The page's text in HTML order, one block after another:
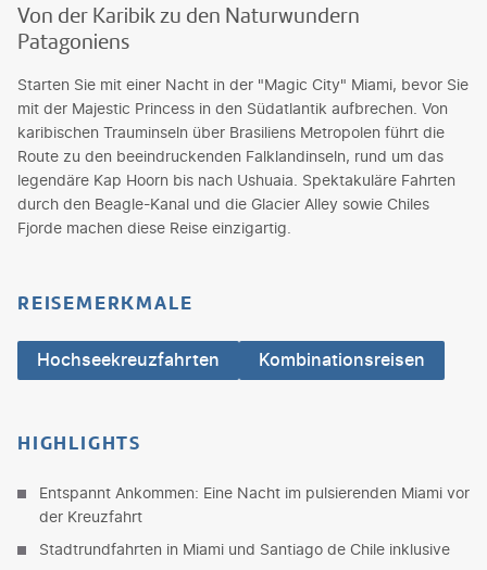
Von der Karibik zu den Naturwundern
Patagoniens
Starten Sie mit einer Nacht in der "Magic City" Miami, bevor Sie
mit der Majestic Princess in den Südatlantik aufbrechen. Von
karibischen Trauminseln über Brasiliens Metropolen führt die
Route zu den beeindruckenden Falklandinseln, rund um das
legendäre Kap Hoorn bis nach Ushuaia. Spektakuläre Fahrten
durch den Beagle-Kanal und die Glacier Alley sowie Chiles
Fjorde machen diese Reise einzigartig.
REISEMERKMALE
Hochseekreuzfahrten Kombinationsreisen
HIGHLIGHTS
Entspannt Ankommen: Eine Nacht im pulsierenden Miami vor
der Kreuzfahrt
Stadtrundfahrten in Miami und Santiago de Chile inklusive